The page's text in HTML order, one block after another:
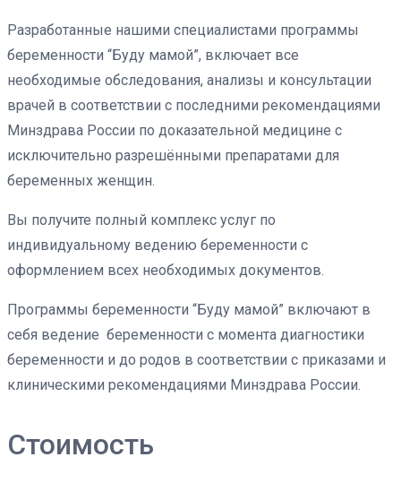
Разработанные нашими специалистами программы
беременности “Буду мамой”, включает все
необходимые обследования, анализы и консультации
врачей в соответствии с последними рекомендациями
Минздрава России по доказательной медицине с
исключительно разрешёнными препаратами для
беременных женщин.
Вы получите полный комплекс услуг по
индивидуальному ведению беременности с
оформлением всех необходимых документов.
Программы беременности “Буду мамой” включают в
себя ведение беременности с момента диагностики
беременности и до родов в соответствии с приказами и
клиническими рекомендациями Минздрава России.
Стоимость